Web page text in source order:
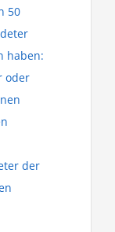
50
haben:
oder
der